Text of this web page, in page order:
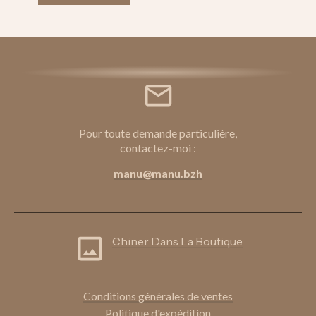
être
sur
Pour toute demande particulière,
contactez-moi :
manu@manu.bzh
Chiner Dans La Boutique
Conditions générales de ventes
Politique d'expédition